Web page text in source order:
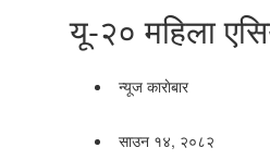
यू-२० महिला
न्यूज काराेबार
साउन १४, २०८२